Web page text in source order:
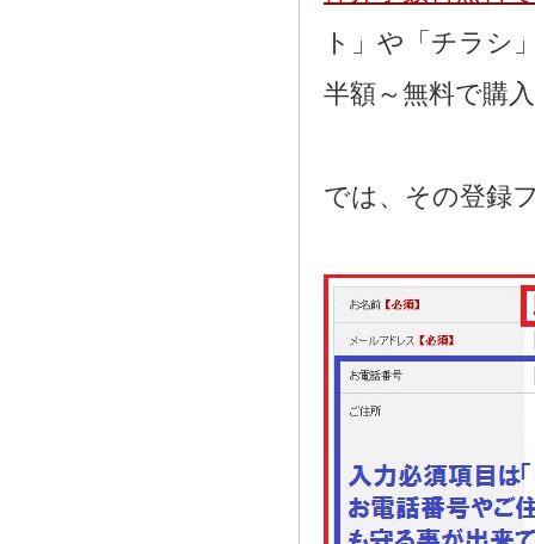
ト」や「チラシ
半額～無料で購
では、その登録